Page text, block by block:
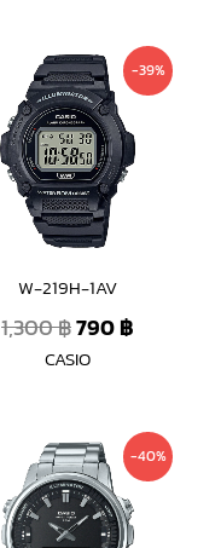
-39%
W-219H-1AV
1,300฿
Original
price
was:
1,300 ฿.
790฿
Current
price
790 ฿.
CASIO
-40%
Original
price
was:
3,800 ฿.
Current
price